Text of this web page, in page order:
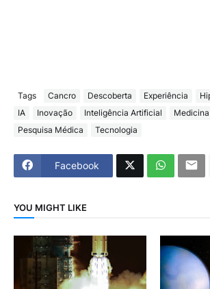
Tags Cancro Descoberta Experiência
IA
Inovação Inteligência Artificial
Medicina
Pesquisa Médica
Tecnologia
Facebook
YOU MIGHT LIKE